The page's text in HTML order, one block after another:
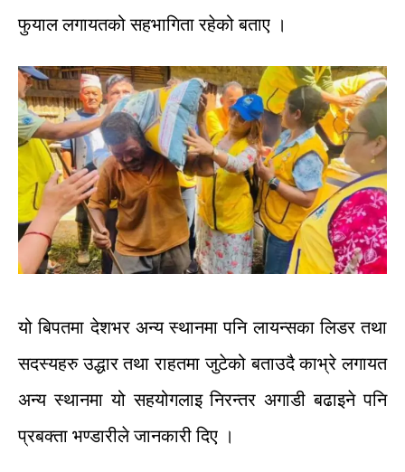
फुयाल लगायतको सहभागिता रहेको बताए ।
यो बिपतमा देशभर अन्य स्थानमा पनि लायन्सका लिडर तथा
सदस्यहरु उद्धार तथा राहतमा जुटेको बताउदै काभ्रे लगायत
अन्य स्थानमायो सहयोगलाइ निरन्तर अगाडी बढाइने पनि
प्रबक्ता भण्डारीले जानकारी दिए ।